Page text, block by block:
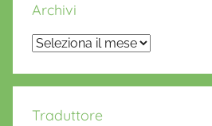
Archivi
Archivi
Traduttore